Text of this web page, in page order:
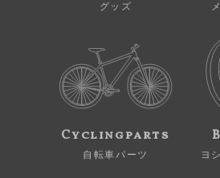
グッズ
Cyclingparts
自転車パーツ ヨ